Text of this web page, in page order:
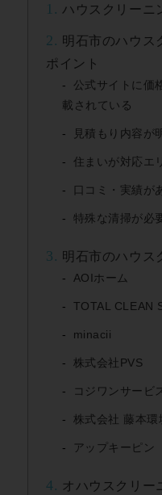
1. ハウスクリーニ
2. 明石市のハウス
ポイント
公式サイトに価
載されている
見積もり内容が
住まいが対応エ
口コミ・実績が
特殊な清掃が必
3. 明石市のハウス
AOIホーム
TOTAL CLEAN
minacii
株式会社PVS
コジワンサービ
株式会社 藤本環
アップキーピン
4. オハウスクリー